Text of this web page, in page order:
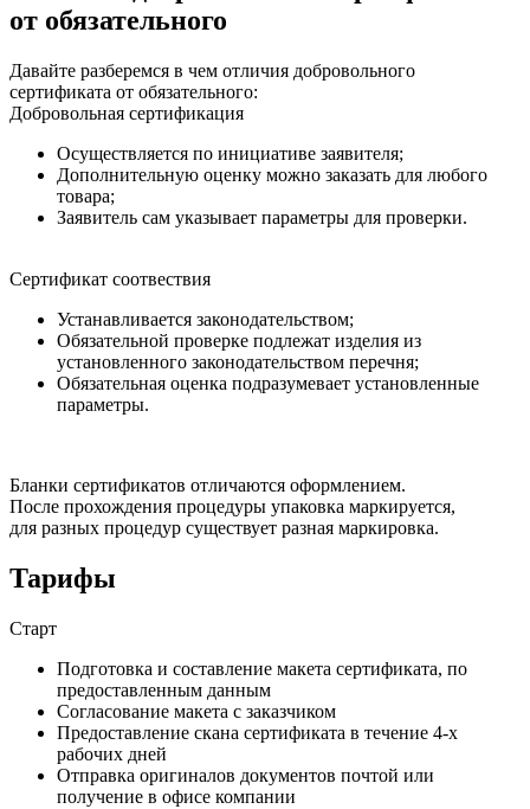
от обязательного
Давайте разберемся в чем отличия добровольного
сертификата от обязательного:
Добровольная сертификация
Осуществляется по инициативе заявителя;
Дополнительную оценку можно заказать для любого
товара;
Заявитель сам указывает параметры для проверки.
Сертификат соотвествия
Устанавливается законодательством;
Обязательной проверке подлежат изделия из
установленного законодательством перечня;
Обязательная оценка подразумевает установленные
параметры.
Бланки сертификатов отличаются оформлением.
После прохождения процедуры упаковка маркируется,
для разных процедур существует разная маркировка.
Тарифы
Старт
Подготовка и составление макета сертификата, по
предоставленным данным
Согласование макета с заказчиком
Предоставление скана сертификата в течение 4-х
рабочих дней
Отправка оригиналов документов почтой или
получение в офисе компании